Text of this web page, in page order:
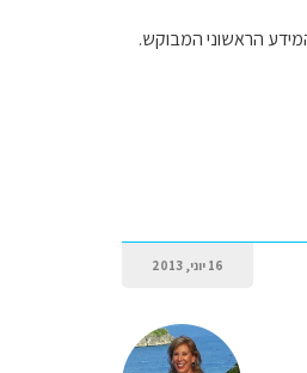
הראשוני המבוקש.
16 יוני, 2013